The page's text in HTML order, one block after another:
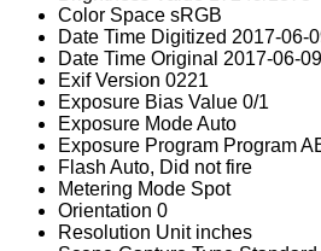
Color Space sRGB
Date Time Digitized 2017-06-
Date Time Original 2017-06-
Exif Version 0221
Exposure Bias Value 0/1
Exposure ModeAuto
Exposure Program Program
Flash Auto, Did not fire
Metering Mode Spot
Orientation 0
Resolution Unit inches